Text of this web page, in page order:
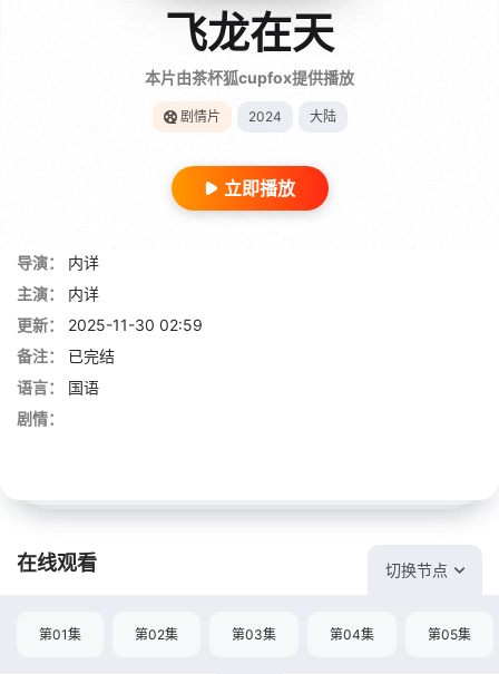
飞龙在天
本片由茶杯狐cupfox提供播放
剧情片 2024 大陆
立即播放
导演：
内详
主演：
内详
更新：
2025-11-30 02:59
备注：
已完结
语言：
国语
剧情：
在线观看 切换节点
第01集 第02集 第03集 第04集 第05集